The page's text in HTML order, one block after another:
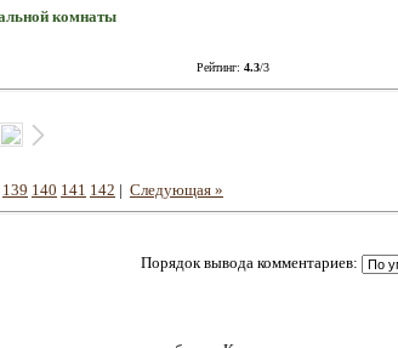
комнаты
Рейтинг: 4.3/3
139 140 141 142 | Следующая »
Порядок вывода комментариев: